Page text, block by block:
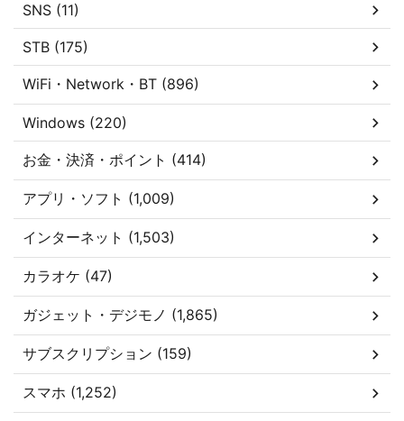
SNS (11)
STB (175)
WiFi・Network・BT (896)
Windows (220)
お金・決済・ポイント (414)
アプリ・ソフト (1,009)
インターネット (1,503)
カラオケ (47)
ガジェット・デジモノ (1,865)
サブスクリプション (159)
スマホ (1,252)